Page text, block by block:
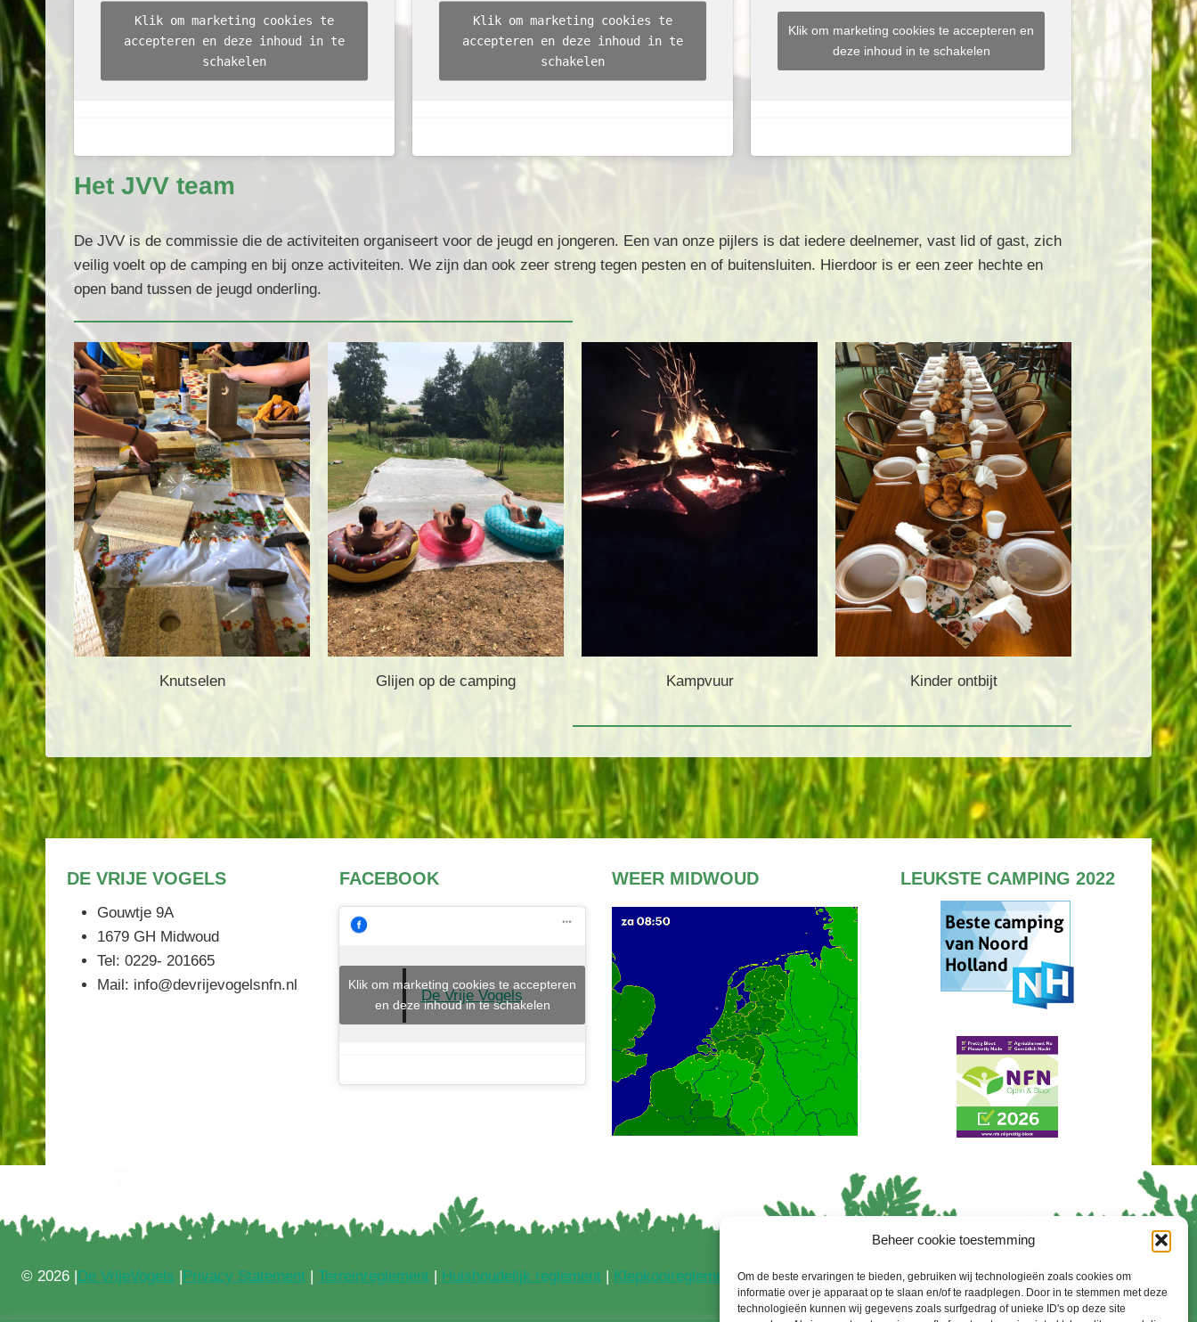
Beheer cookie toestemming
Om de beste ervaringen te bieden, gebruiken wij technologieën zoals cookies om
informatie over je apparaat op te slaan en/of te raadplegen. Door in te stemmen met deze
technologieën kunnen wij gegevens zoals surfgedrag of unieke ID's op deze site
Klik om marketing cookies te
accepteren en deze inhoud in te
schakelen
Klik om marketing cookies te
accepteren en deze inhoud in te
schakelen
Klik om marketing cookies te accepteren en
deze inhoud in te schakelen
Het JVV team
De JVV is de commissie die de activiteiten organiseert voor de jeugd en jongeren. Een van onze pijlers is dat iedere deelnemer, vast lid of gast, zich
veilig voelt op de camping en bij onze activiteiten. We zijn dan ook zeer streng tegen pesten en of buitensluiten. Hierdoor is er een zeer hechte en
open band tussen de jeugd onderling.
Knutselen Glijen op de camping Kampvuur Kinder ontbijt
DE VRIJE VOGELS
Gouwtje 9A
1679 GH Midwoud
Tel: 0229- 201665
Mail: info@devrijevogelsnfn.nl
FACEBOOK
De Vrije Vogels
Klik om marketing cookies te accepteren
en deze inhoud in te schakelen
WEER MIDWOUD LEUKSTE CAMPING 2022
© 2026 |De VrijeVogels |Privacy Statement | Terreinreglement | Huishoudelijk reglement | Klepkooireglement |Klachtenreglement